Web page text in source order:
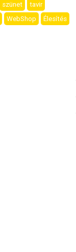
szünet
tavir
WebShop Élesítés